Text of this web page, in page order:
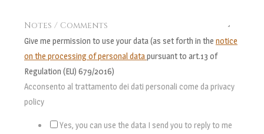
Notes / Comments
Give me permission to use your data (as set forth in the notice
on the processing of personal datapursuant to art.13 of
Regulation (EU) 679/2016)
Acconsento al trattamento dei dati personali come da privacy
policy
Yes, you can use the data I send you to reply to me